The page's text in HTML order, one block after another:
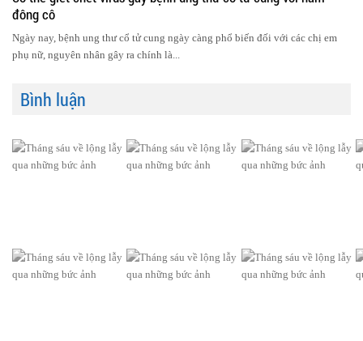
đông cô
Ngày nay, bệnh ung thư cổ tử cung ngày càng phổ biến đối với các chị em
phụ nữ, nguyên nhân gây ra chính là...
Bình luận